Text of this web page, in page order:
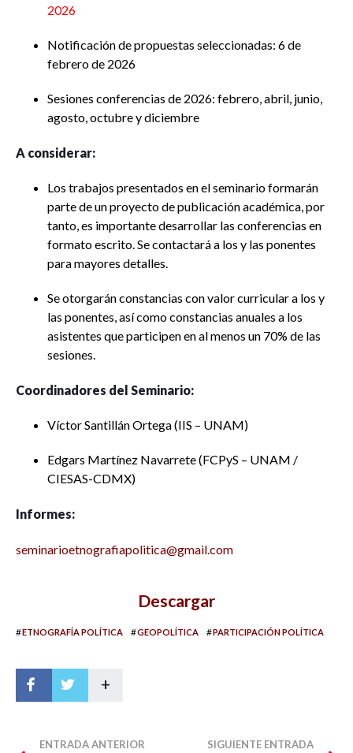
2026
Notificación de propuestas seleccionadas: 6 de
febrero de 2026
Sesiones conferencias de 2026: febrero, abril, junio,
agosto, octubre y diciembre
A considerar:
Los trabajos presentados en el seminario formarán
parte de un proyecto de publicación académica, por
tanto, es importante desarrollar las conferencias en
formato escrito. Se contactará a los y las ponentes
para mayores detalles.
Se otorgarán constancias con valor curricular a los y
las ponentes, así como constancias anuales a los
asistentes que participen en al menos un 70% de las
sesiones.
Coordinadores del Seminario:
Víctor Santillán Ortega (IIS – UNAM)
Edgars Martínez Navarrete (FCPyS – UNAM /
CIESAS-CDMX)
Informes:
seminarioetnografiapolitica@gmail.com
Descargar
#ETNOGRAFÍA POLÍTICA #GEOPOLÍTICA #PARTICIPACIÓN POLÍTICA
+
ENTRADA ANTERIOR SIGUIENTE ENTRADA